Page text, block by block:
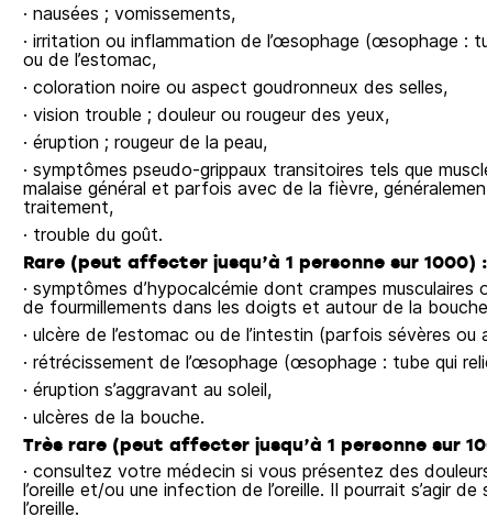
· nausées ; vomissements,
· irritation ou inflammation de l’œsophage (œsophage :
ou de l’estomac,
· coloration noire ou aspect goudronneux des selles,
· vision trouble ; douleur ou rougeur des yeux,
· éruption ; rougeur de la peau,
· symptômes pseudo-grippaux transitoires tels que
malaise général et parfois avec de la fièvre,
traitement,
· trouble du goût.
Rare (peut affecter jusqu’à 1 personne sur 1000) :
· symptômes d’hypocalcémie dont crampes
de fourmillements dans les doigts et autour de la
· ulcère de l’estomac ou de l’intestin (parfois sévères
· rétrécissement de l’œsophage (œsophage : tube qui
· éruption s’aggravant au soleil,
· ulcères de la bouche.
Très rare (peut affecter jusqu’à 1 personne sur
· consultez votre médecin si vous présentez des
l’oreille et/ou une infection de l’oreille. Il pourrait s’agir
l’oreille.